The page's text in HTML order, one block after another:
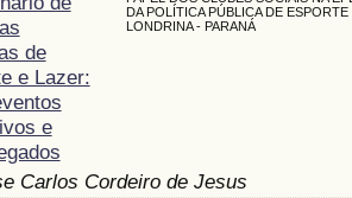
de
e Lazer:
e
DA POLÍTICA PÚBLICA DE ESPORTE
LONDRINA - PARANÁ
Carlos Cordeiro de Jesus